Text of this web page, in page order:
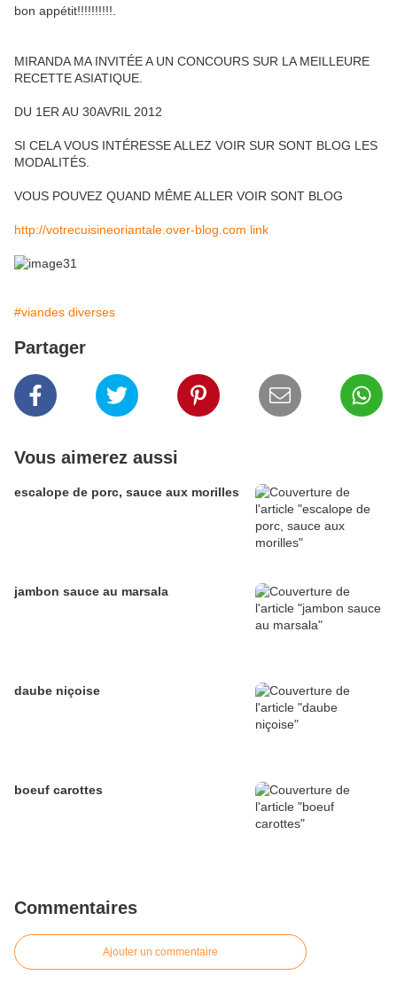
bon appétit!!!!!!!!!!.
MIRANDA MA INVITÉE A UN CONCOURS SUR LA MEILLEURE
RECETTE ASIATIQUE.
DU 1ER AU 30AVRIL 2012
SI CELA VOUS INTÉRESSE ALLEZ VOIR SUR SONT BLOG LES
MODALITÉS.
VOUS POUVEZ QUAND MÊME ALLER VOIR SONT BLOG
http://votrecuisineoriantale.over-blog.com link
#viandes diverses
Partager
Vous aimerez aussi
escalope de porc, sauce aux morilles
jambon sauce au marsala
daube niçoise
boeuf carottes
Commentaires
Ajouter un commentaire